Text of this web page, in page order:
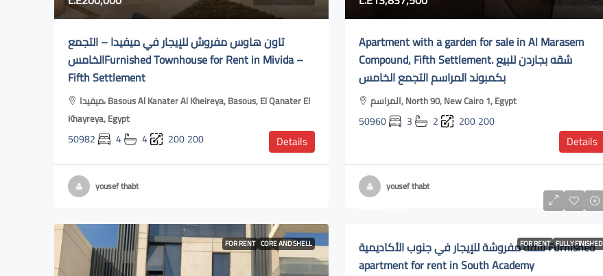
تاون هاوس مفروش للإيجار في ميفيدا – التجمع
الخامسFurnished Townhouse for Rent in Mivida –
Fifth Settlement
ميفيدا، Basous Al Kanater Al Kheireya, Basous, El Qanater El
Khayreya, Egypt
50982 4 4 200200 Details
yousef thabt
Apartment with a garden for sale in Al Marasem
Compound, Fifth Settlement. شقه بجاردن للبيع
بكمبوند المراسم التجمع الخامس
المراسم, North 90, New Cairo 1, Egypt
50960 3 2 200 200
Details
yousef thabt
FOR RENT CORE AND SHELL FOR RENT FULLY FINISHED
شقة مفروشة للإيجار في جنوب الأكاديمية Furnished
apartment for rent in South Academy